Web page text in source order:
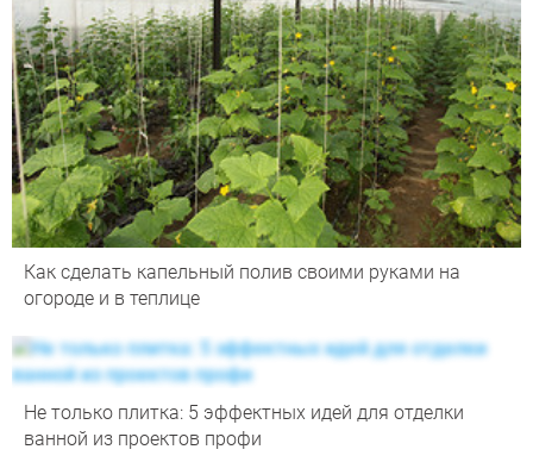
Как сделать капельный полив своими руками на
огороде и в теплице
Не только плитка: 5 эффектных идей для отделки
ванной из проектов профи